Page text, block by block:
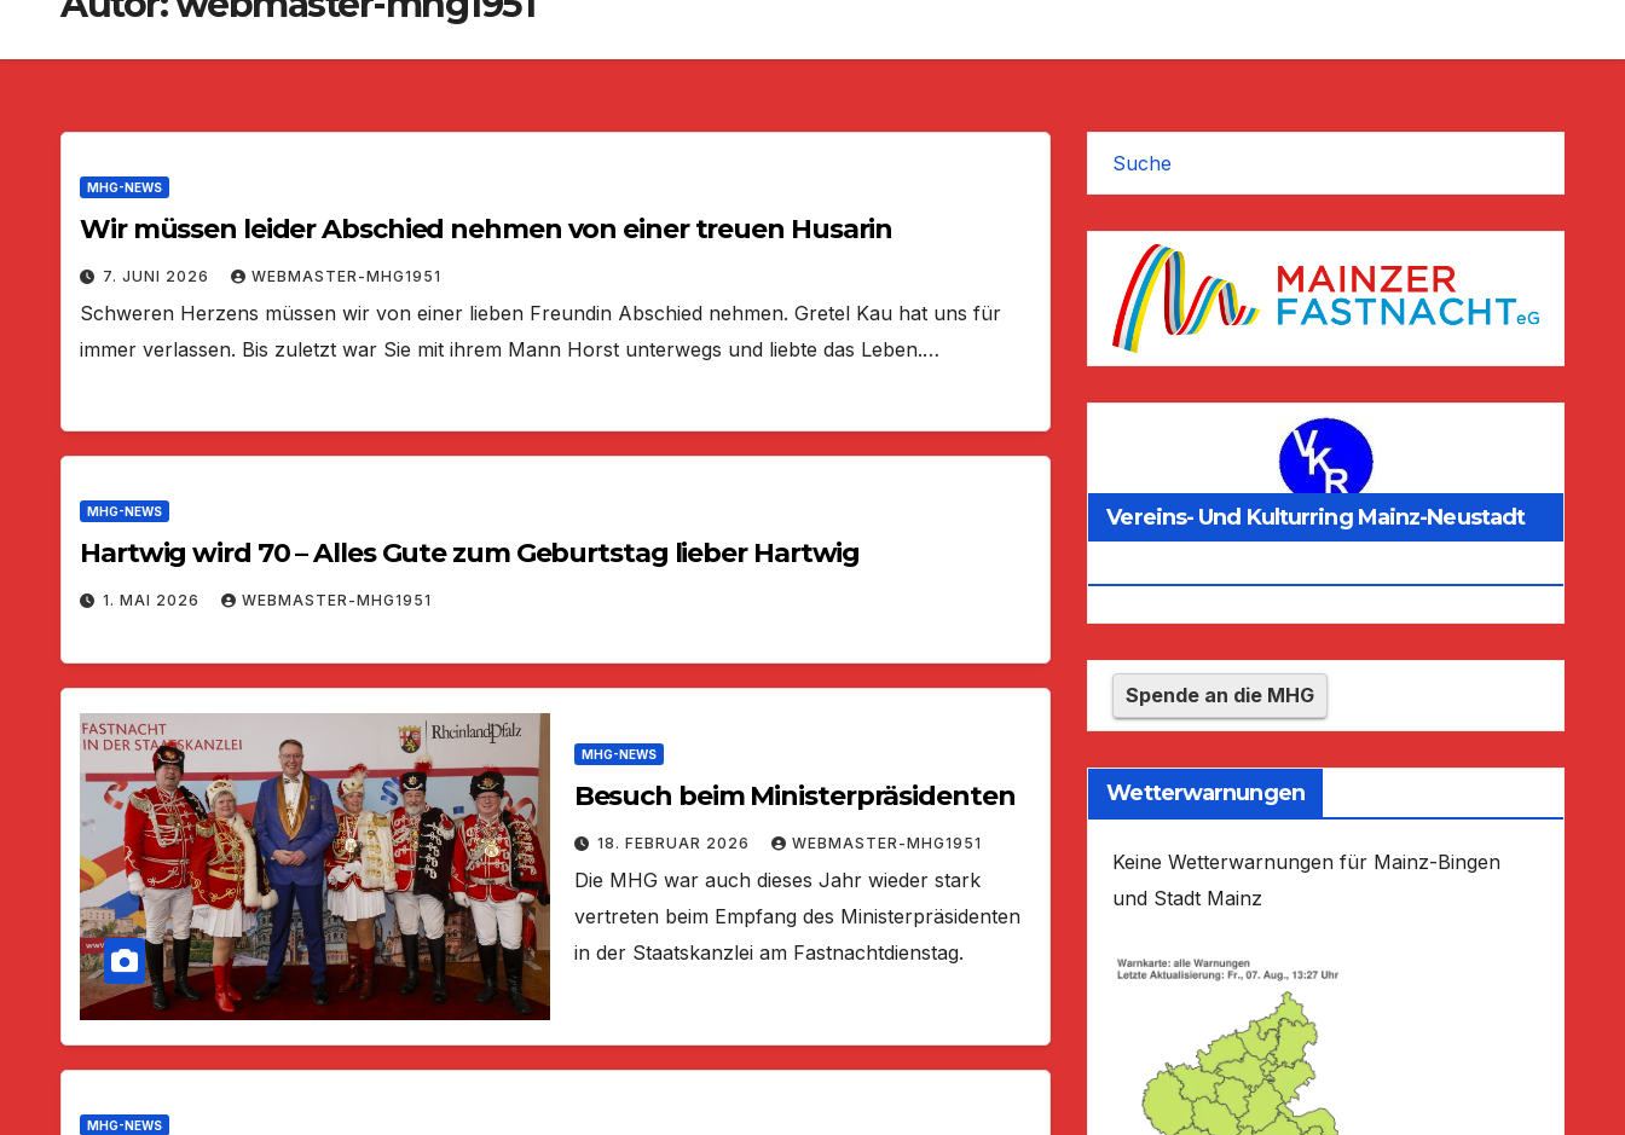
MHG-NEWS
Wir müssen leider Abschied nehmen von einer treuen Husarin
7. JUNI 2026 WEBMASTER-MHG1951
Schweren Herzens müssen wir von einer lieben Freundin Abschied nehmen. Gretel Kau hat uns für
immer verlassen. Bis zuletzt war Sie mit ihrem Mann Horst unterwegs und liebte das Leben.…
MHG-NEWS
Hartwig wird 70 – Alles Gute zum Geburtstag lieber Hartwig
1. MAI 2026 WEBMASTER-MHG1951
MHG-NEWS
Besuch beim Ministerpräsidenten
18. FEBRUAR 2026 WEBMASTER-MHG1951
Die MHG war auch dieses Jahr wieder stark
vertreten beim Empfang des Ministerpräsidenten
in der Staatskanzlei am Fastnachtdienstag.
MHG-NEWS
Suche
Vereins- Und Kulturring Mainz-Neustadt
Spende an die MHG
Wetterwarnungen
Keine Wetterwarnungen für Mainz-Bingen
und Stadt Mainz